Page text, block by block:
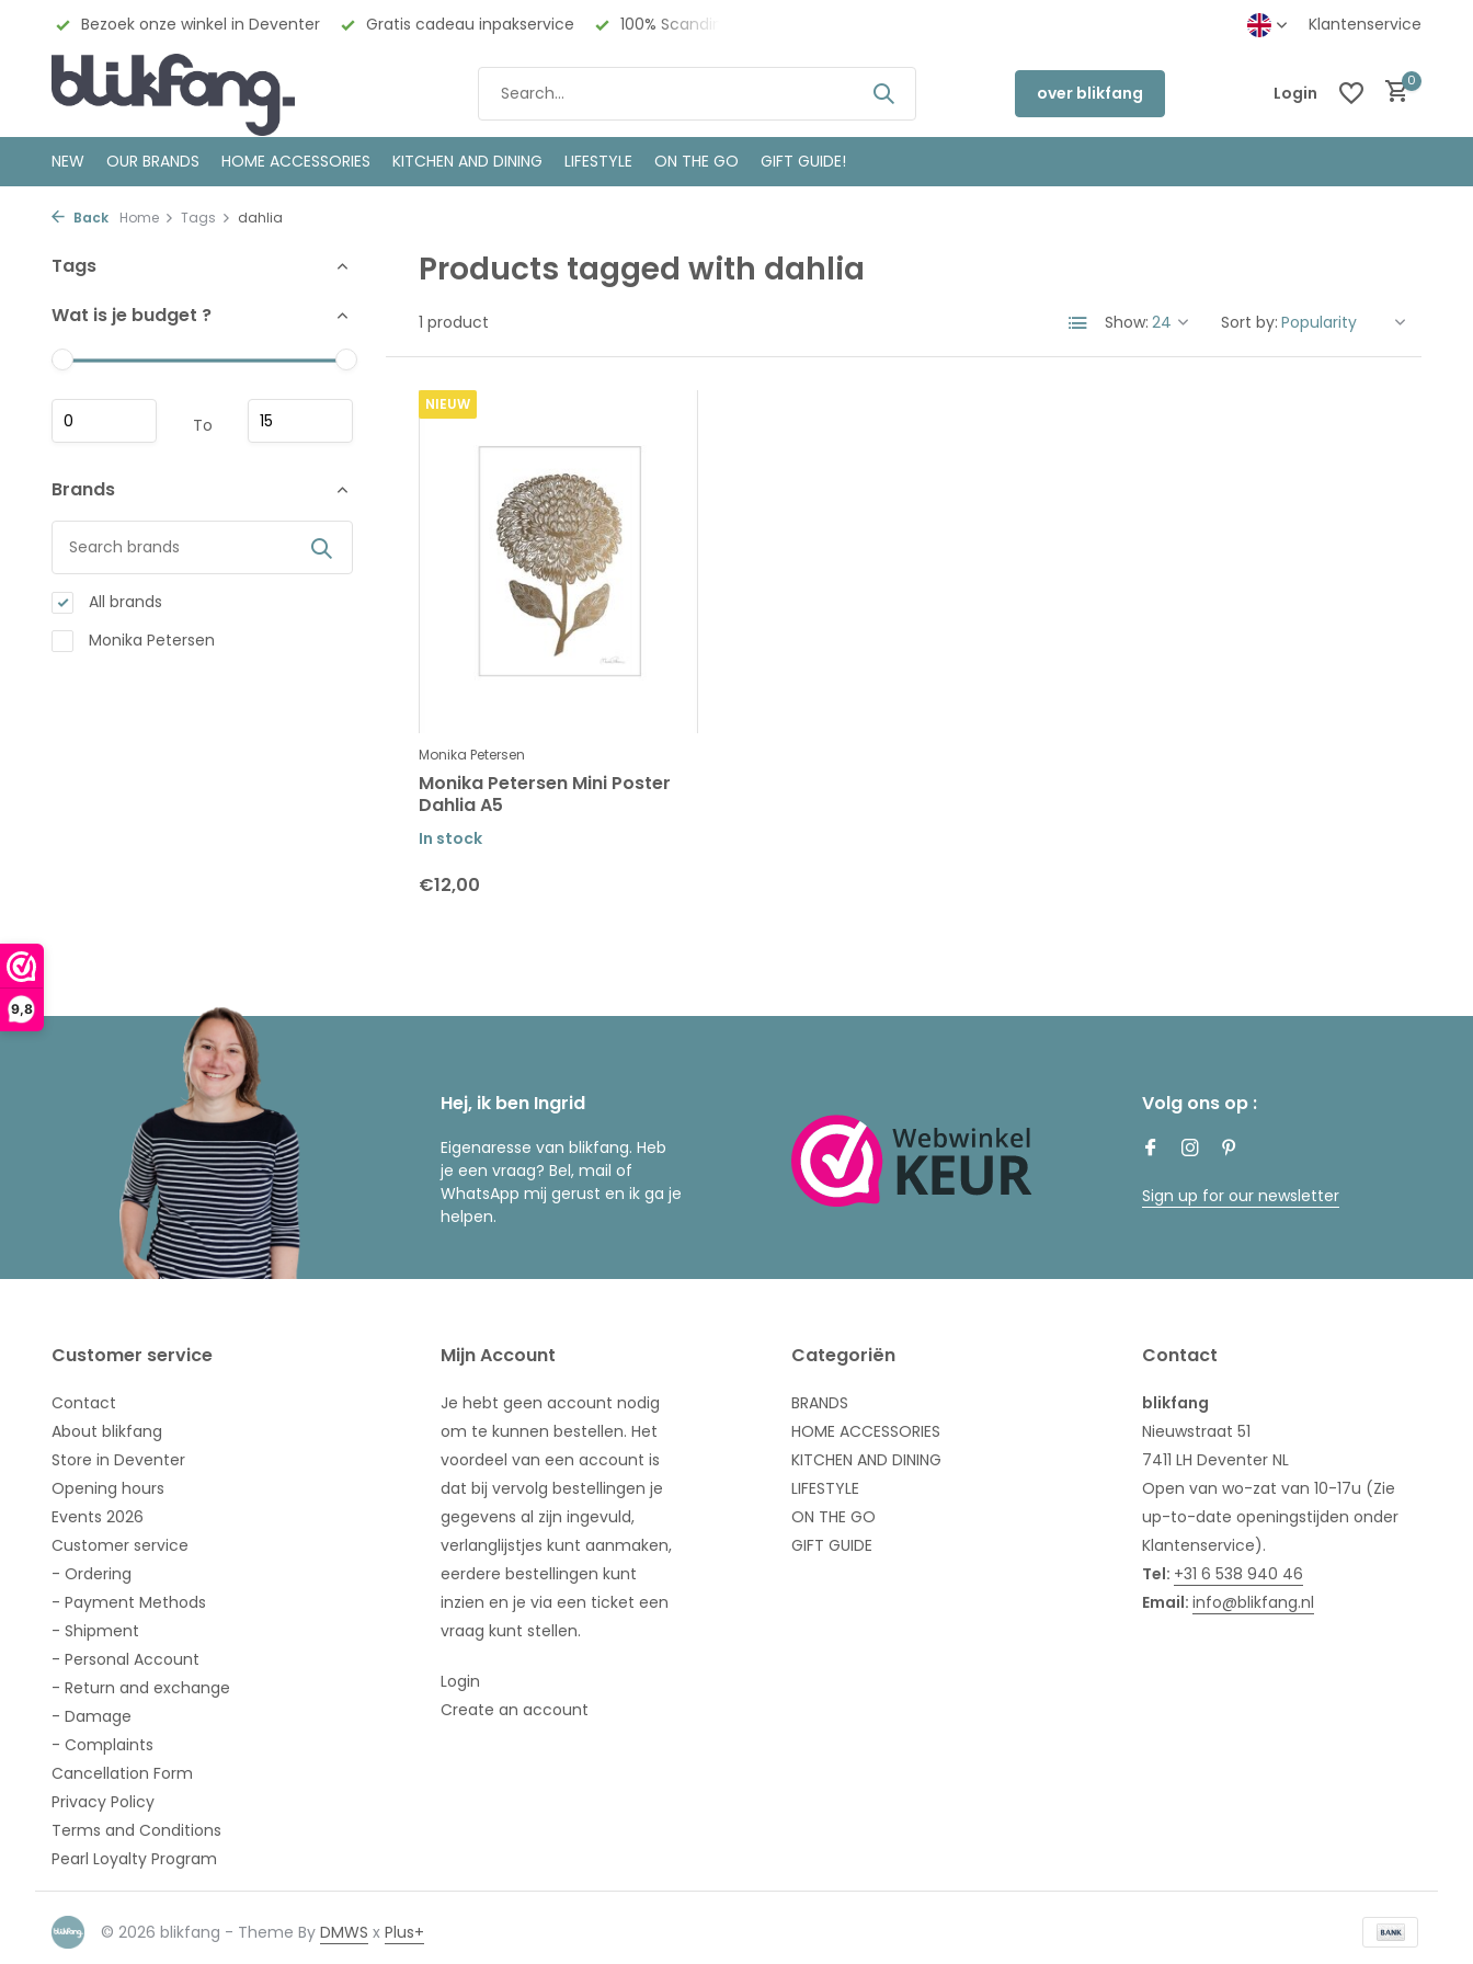
9,8
Bezoek onze winkel in Deventer Gratis cadeau inpakservice 100% Scandinavisch Design Klantenservice
over blikfang Login
0
NEW OUR BRANDS HOME ACCESSORIES KITCHEN AND DINING LIFESTYLE ON THE GO GIFT GUIDE!
Back Home Tags dahlia
Tags
Wat is je budget ?
To
Brands
All brands
Monika Petersen
Products tagged with dahlia
1 product Show: Sort by:
NIEUW
Monika Petersen
Monika Petersen Mini Poster
Dahlia A5
In stock
€12,00
Hej, ik ben Ingrid
Eigenaresse van blikfang. Heb
je een vraag? Bel, mail of
WhatsApp mij gerust en ik ga je
helpen.
Volg ons op :
Sign up for our newsletter
Customer service
Contact
About blikfang
Store in Deventer
Opening hours
Events 2026
Customer service
- Ordering
- Payment Methods
- Shipment
- Personal Account
- Return and exchange
- Damage
- Complaints
Cancellation Form
Privacy Policy
Terms and Conditions
Pearl Loyalty Program
Mijn Account
Je hebt geen account nodig
om te kunnen bestellen. Het
voordeel van een account is
dat bij vervolg bestellingen je
gegevens al zijn ingevuld,
verlanglijstjes kunt aanmaken,
eerdere bestellingen kunt
inzien en je via een ticket een
vraag kunt stellen.
Login
Create an account
Categoriën
BRANDS
HOME ACCESSORIES
KITCHEN AND DINING
LIFESTYLE
ON THE GO
GIFT GUIDE
Contact
blikfang
Nieuwstraat 51
7411 LH Deventer NL
Open van wo-zat van 10-17u (Zie
up-to-date openingstijden onder
Klantenservice).
Tel: +31 6 538 940 46
Email: info@blikfang.nl
© 2026 blikfang - Theme By DMWS x Plus+